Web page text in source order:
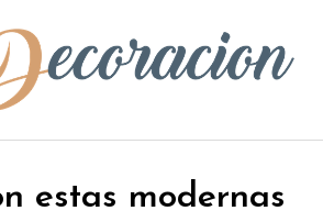
estas modernas